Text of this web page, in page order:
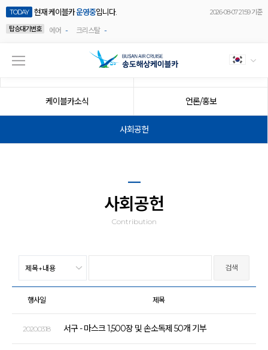
TODAY 현재 케이블카운영중입니다.
2026-08-07 21:59 기준
탑승대기번호
에어 - 크리스탈 -
케이블카소식 언론/홍보
사회공헌
사회공헌
Contribution
행사일 제목
2020.03.18 서구 - 마스크 1,500장 및 손소독제 50개 기부